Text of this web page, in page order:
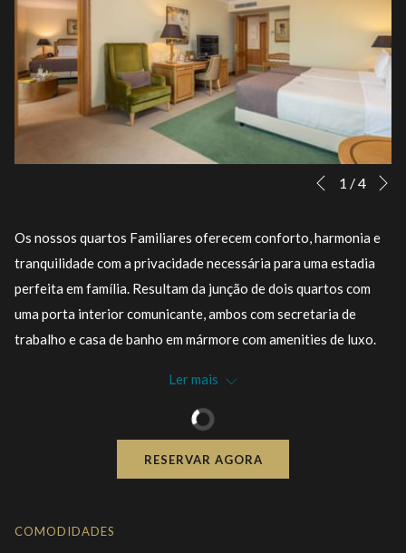
Botões
controle
apresentação
de
slides
Ao
nos
seguir
se
Anterior
1 /4
Os nossos quartos Familiares oferecem conforto, harmonia e
tranquilidade com a privacidade necessária para uma estadia
perfeita em família. Resultam da junção de dois quartos com
uma porta interior comunicante, ambos com secretaria de
trabalho e casa de banho em mármore com amenities de luxo.
áreas públicas do Hotel e chaleira para preparar chá com uma
seleção de chás. Estes quartos têm áreas compreendidas entre
, com varanda e vista para o Oceano Atlântico
para uma experiência única.
Máximo de ocupação: 6 pessoas
Ler mais
RESERVAR AGORA
COMODIDADES